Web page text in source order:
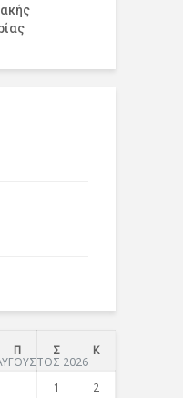
2026
Π Σ Κ
1 2